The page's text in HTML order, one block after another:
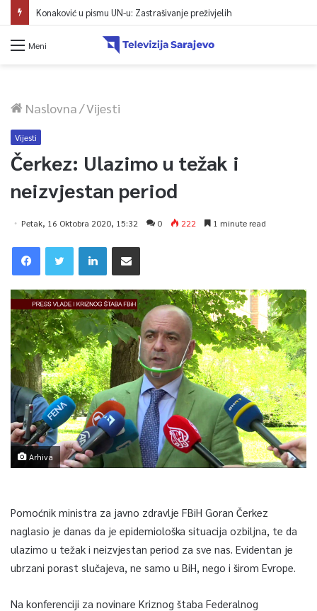
Konaković u pismu UN-u: Zastrašivanje preživjelih
Meni
Naslovna/Vijesti
Vijesti
Čerkez: Ulazimo u težak i
neizvjestan period
Petak, 16 Oktobra 2020, 15:32 0 222 1 minute read
Arhiva
Pomoćnik ministra za javno zdravlje FBiH Goran Čerkez
naglasio je danas da je epidemiološka situacija ozbiljna, te da
ulazimo u težak i neizvjestan period za sve nas. Evidentan je
ubrzani porast slučajeva, ne samo u BiH, nego i širom Evrope.
Na konferenciji za novinare Kriznog štaba Federalnog